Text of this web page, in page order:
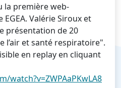
la première web-
Valérie Siroux et
présentation de 20
l’air et santé respiratoire".
en replay en cliquant
watch?v=ZWPAaPKwLA8